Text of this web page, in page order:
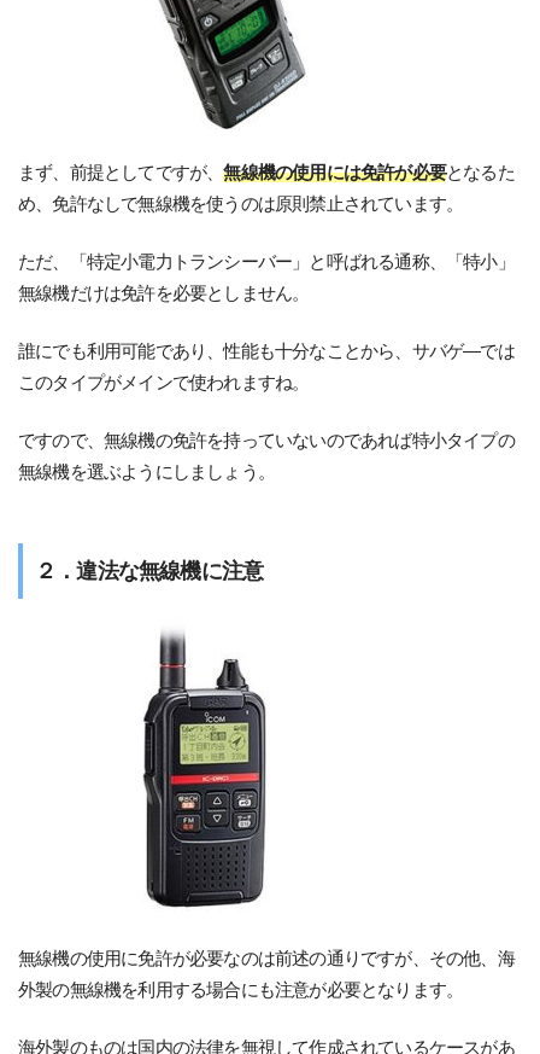
まず、前提としてですが、無線機の使用には免許が必要となるた
め、免許なしで無線機を使うのは原則禁止されています。
ただ、「特定小電力トランシーバー」と呼ばれる通称、「特小」
無線機だけは免許を必要としません。
誰にでも利用可能であり、性能も十分なことから、サバゲ―では
このタイプがメインで使われますね。
ですので、無線機の免許を持っていないのであれば特小タイプの
無線機を選ぶようにしましょう。
２．違法な無線機に注意
無線機の使用に免許が必要なのは前述の通りですが、その他、海
外製の無線機を利用する場合にも注意が必要となります。
海外製のものは国内の法律を無視して作成されているケースがあ